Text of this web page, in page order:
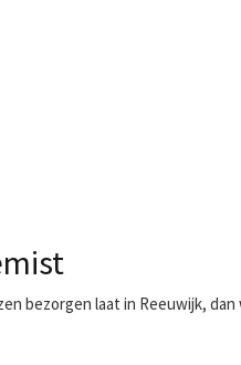
bezorgen laat in Reeuwijk,